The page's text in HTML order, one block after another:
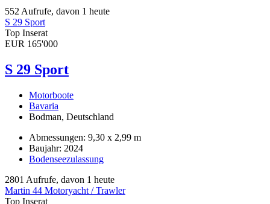
552 Aufrufe, davon 1 heute
S 29 Sport
Top Inserat
EUR 165'000
S 29 Sport
Motorboote
Bavaria
Bodman, Deutschland
Abmessungen: 9,30 x 2,99 m
Baujahr: 2024
Bodenseezulassung
2801 Aufrufe, davon 1 heute
Martin 44 Motoryacht / Trawler
Top Inserat